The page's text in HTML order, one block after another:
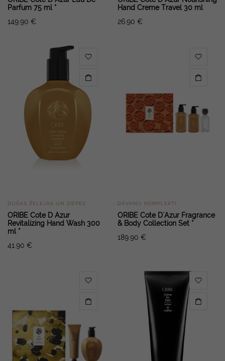
Parfum 75 ml *
149.90 €
Hand Creme Travel 30 ml
26.90 €
DUŠAS ŽELEJAS UN ZIEPES
ORIBE Cote D Azur
Revitalizing Hand Wash 300
ml *
41.90 €
DĀVANU KOMPLEKTI
ORIBE Cote D´Azur Fragrance
& Body Collection Set *
189.90 €